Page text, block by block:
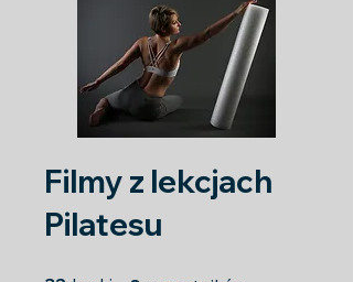
Filmy z lekcjach
Pilatesu
32 kroki